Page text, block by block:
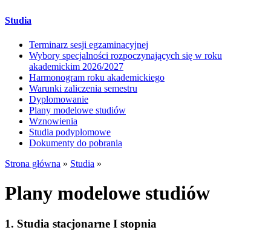
Studia
Terminarz sesji egzaminacyjnej
Wybory specjalności rozpoczynających się w roku
akademickim 2026/2027
Harmonogram roku akademickiego
Warunki zaliczenia semestru
Dyplomowanie
Plany modelowe studiów
Wznowienia
Studia podyplomowe
Dokumenty do pobrania
Strona główna » Studia »
Plany modelowe studiów
1. Studia stacjonarne I stopnia